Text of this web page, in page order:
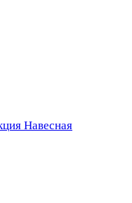
Навесная